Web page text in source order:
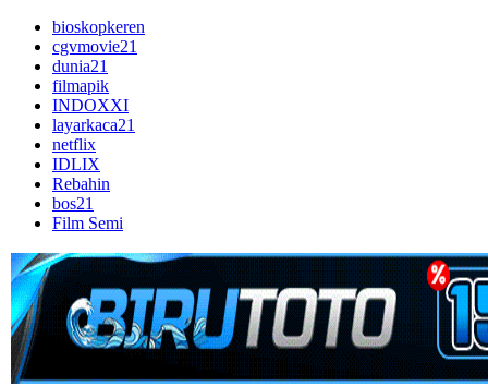
bioskopkeren
cgvmovie21
dunia21
filmapik
INDOXXI
layarkaca21
netflix
IDLIX
Rebahin
bos21
Film Semi